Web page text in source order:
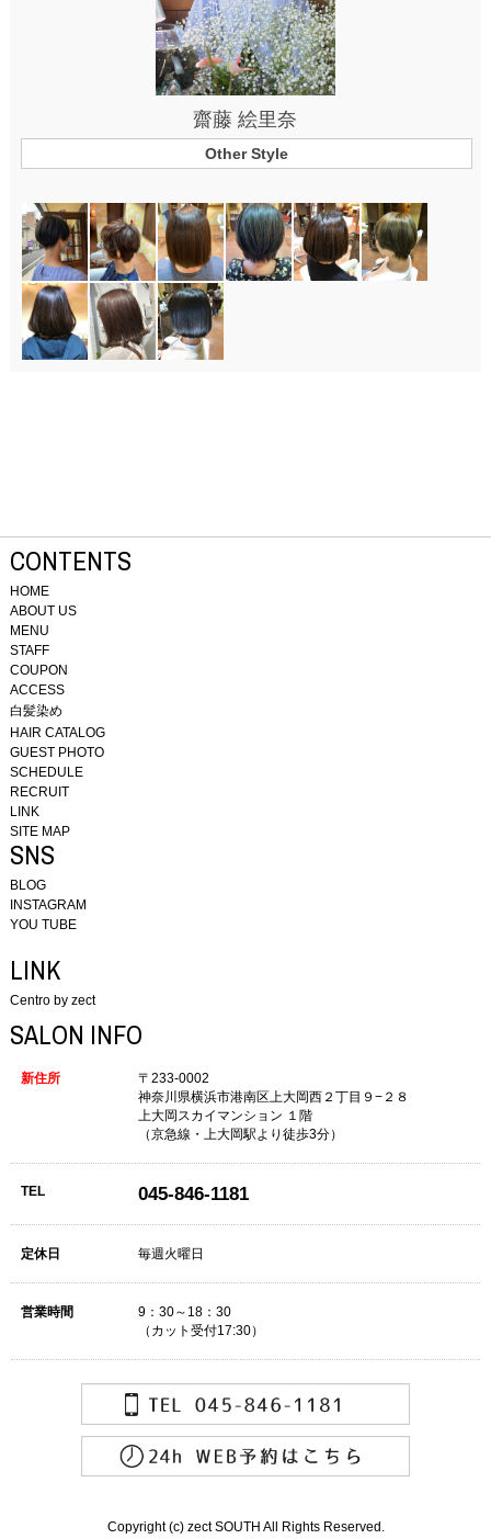
齋藤 絵里奈
Other Style
CONTENTS
HOME
ABOUT US
MENU
STAFF
COUPON
ACCESS
白髪染め
HAIR CATALOG
GUEST PHOTO
SCHEDULE
RECRUIT
LINK
SITE MAP
SNS
BLOG
INSTAGRAM
YOU TUBE
LINK
Centro by zect
SALON INFO
新住所
〒233-0002
神奈川県横浜市港南区上大岡西２丁目９−２８
上大岡スカイマンション １階
（京急線・上大岡駅より徒歩3分）
TEL 045-846-1181
定休日 毎週火曜日
営業時間
9：30～18：30
（カット受付17:30）
Copyright (c) zect SOUTH All Rights Reserved.